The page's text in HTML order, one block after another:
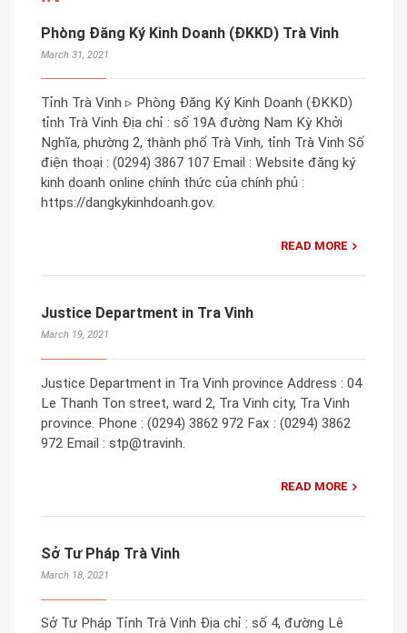
Phòng Đăng Ký Kinh Doanh (ĐKKD) Trà Vinh
March 31, 2021
Tỉnh Trà Vinh ▹ Phòng Đăng Ký Kinh Doanh (ĐKKD)
tỉnh Trà Vinh Địa chỉ : số 19A đường Nam Kỳ Khởi
Nghĩa, phường 2, thành phố Trà Vinh, tỉnh Trà Vinh Số
điện thoại : (0294) 3867 107 Email : Website đăng ký
kinh doanh online chính thức của chính phủ :
https://dangkykinhdoanh.gov.
READ MORE
Justice Department in Tra Vinh
March 19, 2021
Justice Department in Tra Vinh province Address : 04
Le Thanh Ton street, ward 2, Tra Vinh city, Tra Vinh
province. Phone : (0294) 3862 972 Fax : (0294) 3862
972 Email : stp@travinh.
READ MORE
Sở Tư Pháp Trà Vinh
March 18, 2021
Sở Tư Pháp Tỉnh Trà Vinh Địa chỉ : số 4, đường Lê